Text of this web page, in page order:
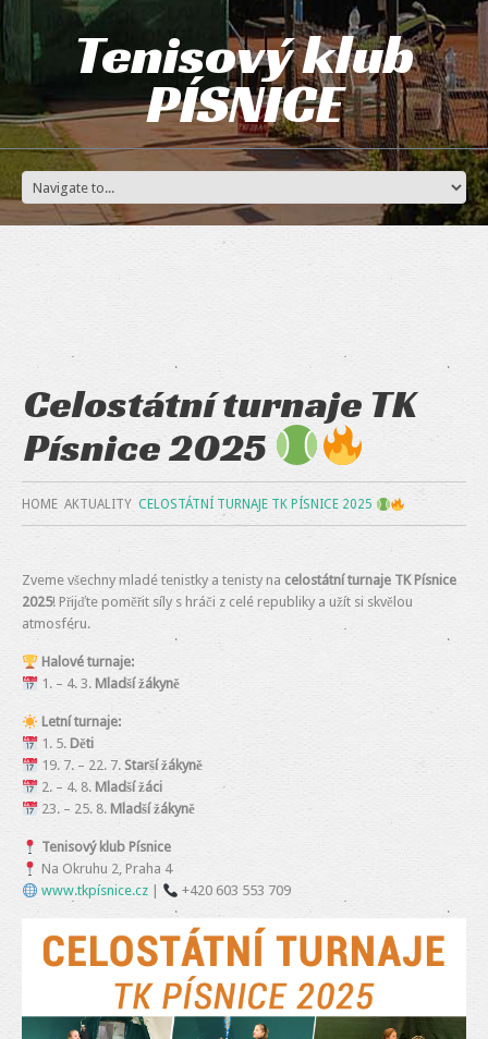
Tenisový klub
PÍSNICE
Celostátní turnaje TK
Písnice 2025
HOME AKTUALITY CELOSTÁTNÍ TURNAJE TK PÍSNICE 2025
Zveme všechny mladé tenistky a tenisty na celostátní turnaje TK Písnice
2025! Přijďte poměřit síly s hráči z celé republiky a užít si skvělou
atmosféru.
Halové turnaje:
1. – 4. 3. Mladší žákyně
Letní turnaje:
1. 5. Děti
19. 7. – 22. 7. Starší žákyně
2. – 4. 8. Mladší žáci
23. – 25. 8. Mladší žákyně
Tenisový klub Písnice
Na Okruhu 2, Praha 4
www.tkpísnice.cz| +420 603 553 709